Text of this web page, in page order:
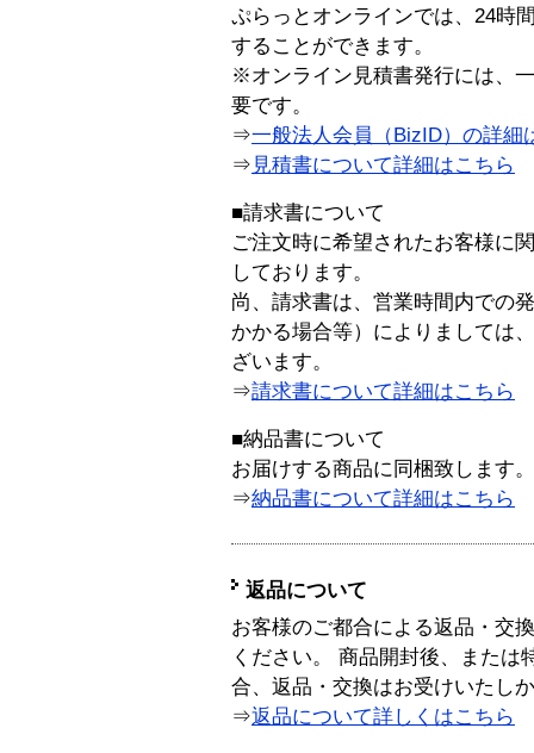
ぷらっとオンラインでは、24時
することができます。
※オンライン見積書発行には、
要です。
⇒一般法人会員（BizID）の詳細
⇒ 見積書について詳細はこちら
■請求書について
ご注文時に希望されたお客様に
しております。
尚、請求書は、営業時間内での
かかる場合等）によりましては
ざいます。
⇒請求書について詳細はこちら
■納品書について
お届けする商品に同梱致します。
⇒納品書について詳細はこちら
返品について
お客様のご都合による返品・交
ください。 商品開封後、または
合、返品・交換はお受けいたし
⇒返品について詳しくはこちら